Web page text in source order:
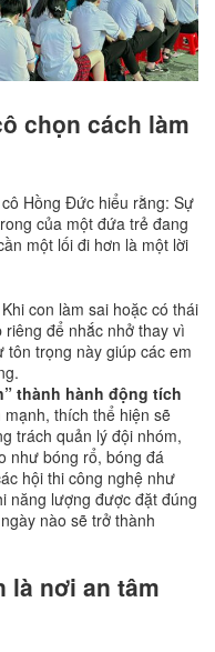
chọn cách làm
Hồng Đức hiểu rằng: Sự
của một đứa trẻ đang
một lối đi hơn là một lời
Khi con làm sai hoặc có thái
để nhắc nhở thay vì
trọng này giúp các em
thành hành động tích
thích thể hiện sẽ
trách quản lý đội nhóm,
như bóng rổ, bóng đá
hội thi công nghệ như
năng lượng được đặt đúng
nào sẽ trở thành
là nơi an tâm